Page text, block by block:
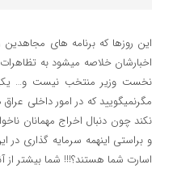
این روزها که برنامه های مجاهدین
اخبارشان خلاصه میشود به
نخست وزیر منتخب نیست و…
مگرنمیگویید که در امور داخلی
نکند چون دنبال اخراج مهمانان
و براستی اینهمه سرمایه گذاری در
اسارت شما هستند؟!!! شما بیشتر از